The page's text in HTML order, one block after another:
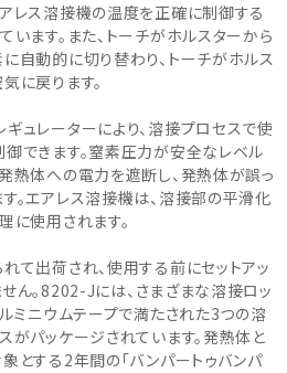
レス溶接機の温度を正確に制御する
います。また、トーチがホルスターから
自動的に切り替わり、トーチがホルス
に戻ります。
ュレーターにより、溶接プロセスで使
できます。窒素圧力が安全なレベル
熱体への電力を遮断し、発熱体が誤っ
。エアレス溶接機は、溶接部の平滑化
に使用されます。
て出荷され、使用する前にセットアッ
ん。8202-Jには、さまざまな溶接ロッ
ルミニウムテープで満たされた3つの溶
がパッケージされています。発熱体と
とする2年間の「バンパートゥバンパ